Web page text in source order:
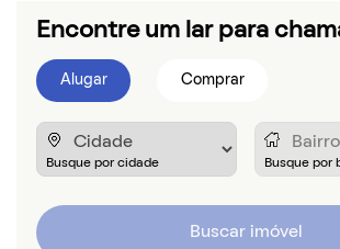
Encontre um lar para
Alugar Comprar
Buscar imóvel